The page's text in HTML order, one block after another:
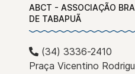
ABCT - ASSOCIAÇÃO
DE TABAPUÃ
(34) 3336-2410
Praça Vicentino